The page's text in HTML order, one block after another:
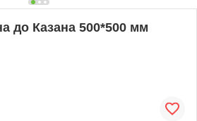
до Казана 500*500 мм